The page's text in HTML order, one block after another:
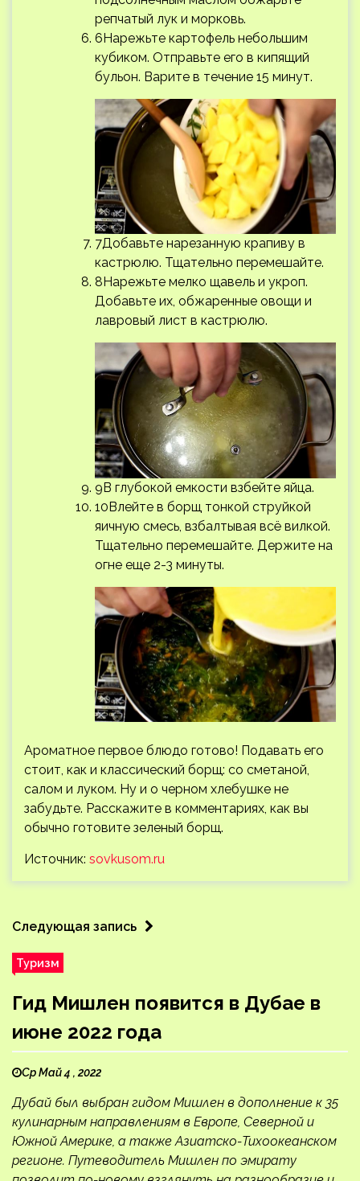
репчатый лук и морковь.
6Нарежьте картофель небольшим
кубиком. Отправьте его в кипящий
бульон. Варите в течение 15 минут.
7Добавьте нарезанную крапиву в
кастрюлю. Тщательно перемешайте.
8Нарежьте мелко щавель и укроп.
Добавьте их, обжаренные овощи и
лавровый лист в кастрюлю.
9В глубокой емкости взбейте яйца.
10Влейте в борщ тонкой струйкой
яичную смесь, взбалтывая всё вилкой.
Тщательно перемешайте. Держите на
огне еще 2-3 минуты.
Ароматное первое блюдо готово! Подавать его
стоит, как и классический борщ: со сметаной,
салом и луком. Ну и о черном хлебушке не
забудьте. Расскажите в комментариях, как вы
обычно готовите зеленый борщ.
Источник: sovkusom.ru
Следующая запись
Туризм
Гид Мишлен появится в Дубае в
июне 2022 года
Ср Май 4 , 2022
Дубай был выбран гидом Мишлен в дополнение к 35
кулинарным направлениям в Европе, Северной и
Южной Америке, а также Азиатско-Тихоокеанском
регионе. Путеводитель Мишлен по эмирату